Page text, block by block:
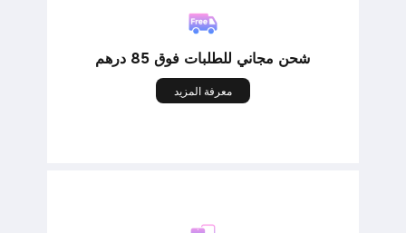
شحن مجاني للطلبات فوق 85 درهم
معرفة المزيد